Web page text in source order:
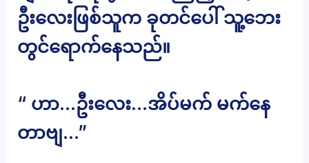
ဦးလေးဖြစ်သူက ခုတင်ပေါ် သူ့ဘေး
တွင်ရောက်နေသည်။
“ ဟာ…ဦးလေး…အိပ်မက် မက်နေ
တာဗျ…”